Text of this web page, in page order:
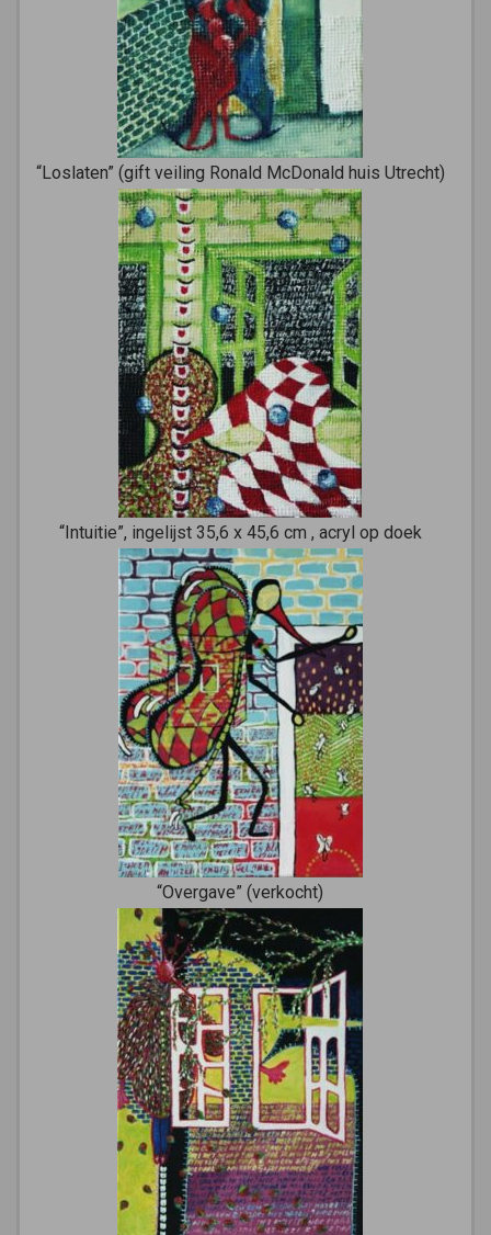
“Loslaten” (gift veiling Ronald McDonald huis Utrecht)
“Intuitie”, ingelijst 35,6 x 45,6 cm , acryl op doek
“Overgave” (verkocht)